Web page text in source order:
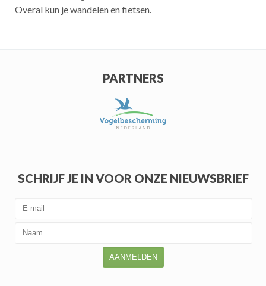
Overal kun je wandelen en fietsen.
PARTNERS
SCHRIJF JE IN VOOR ONZE NIEUWSBRIEF